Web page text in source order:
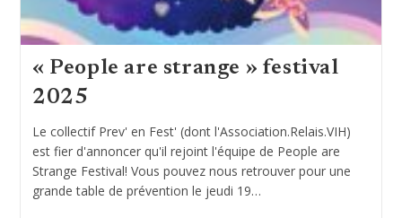
« People are strange » festival
2025
Le collectif Prev' en Fest' (dont l'Association.Relais.VIH)
est fier d'annoncer qu'il rejoint l'équipe de People are
Strange Festival! Vous pouvez nous retrouver pour une
grande table de prévention le jeudi 19…